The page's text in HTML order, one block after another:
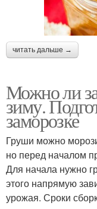
читать дальше →
Можно ли
зиму.
заморозке
Груши можно
но перед началом
Для начала нужно
этого напрямую
урожая. Сроки